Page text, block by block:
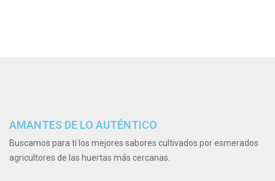
AMANTES DE LO AUTÉNTICO
Buscamos para tí los mejores sabores cultivados por esmerados
agricultores de las huertas más cercanas.